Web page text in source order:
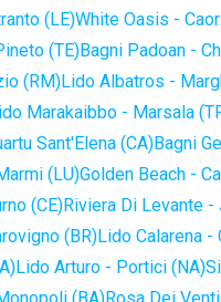
(LE)White Oasis -
(TE)Bagni Padoan -
(RM)Lido Albatros -
Marakaibbo - Marsala
Sant'Elena (CA)Bagni
(LU)Golden Beach -
(CE)Riviera Di Levante -
(BR)Lido Calarena -
Lido Arturo - Portici (NA)